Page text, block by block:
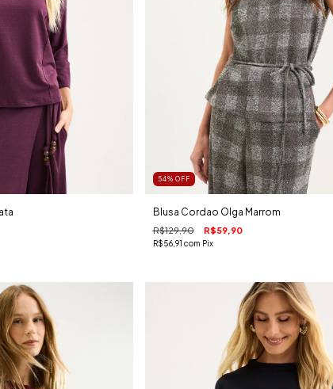
54% OFF
Blusa Cordao Olga Marrom
R$129,90 R$59,90
R$56,91 com Pix